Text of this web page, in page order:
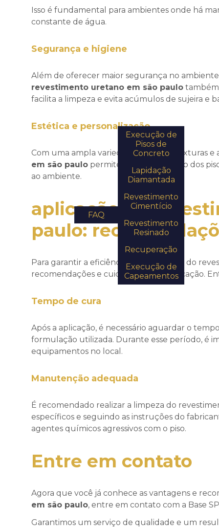
FAQ
Execução de
Pisos de
Concreto
Lapidação
Diamantada
Revestimento
Cimentício
Revestimento
Resinado
Recuperação
Execução de
Capeamentos
Isso é fundamental para ambientes onde há
constante de água.
Segurança e higiene
Além de oferecer maior segurança no
revestimento uretano em são paulo também
facilita a limpeza e evita acúmulos de sujeira e
Estética e personalização
Com uma ampla variedade de cores, texturas e
em são paulo permite a personalização dos
ao ambiente.
aplicação de
paulo:
Para garantir a eficiência e durabilidade do
recomendações e cuidados após a aplicação.
Tempo de cura
Após a aplicação, é necessário aguardar o
formulação utilizada. Durante esse período, é
equipamentos no local.
Manutenção adequada
É recomendado realizar a limpeza do
específicos e seguindo as instruções do
agentes químicos agressivos com o piso.
Entre em contato
Agora que você já conhece as vantagens e
em são paulo, entre em contato com a Base
Garantimos um serviço de qualidade e um